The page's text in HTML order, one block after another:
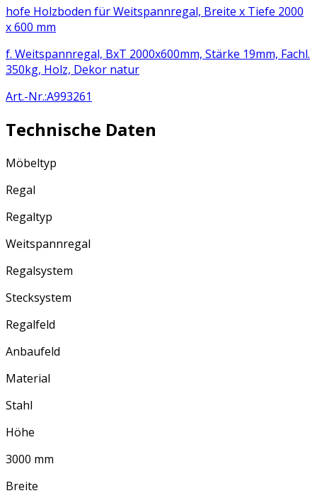
hofe Holzboden für Weitspannregal, Breite x Tiefe 2000
x 600 mm
f. Weitspannregal, BxT 2000x600mm, Stärke 19mm, Fachl.
350kg, Holz, Dekor natur
Art.-Nr.:A993261
Technische Daten
Möbeltyp
Regal
Regaltyp
Weitspannregal
Regalsystem
Stecksystem
Regalfeld
Anbaufeld
Material
Stahl
Höhe
3000 mm
Breite